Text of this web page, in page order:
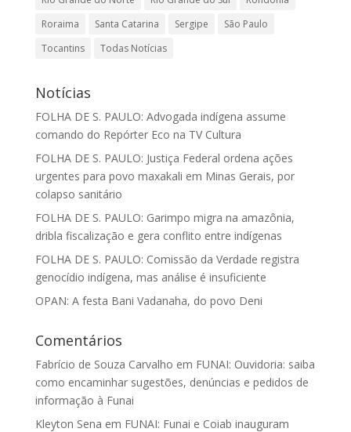
Roraima
Santa Catarina Sergipe
São Paulo
Tocantins
Todas Notícias
Notícias
FOLHA DE S. PAULO: Advogada indígena assume
comando do Repórter Eco na TV Cultura
FOLHA DE S. PAULO: Justiça Federal ordena ações
urgentes para povo maxakali em Minas Gerais, por
colapso sanitário
FOLHA DE S. PAULO: Garimpo migra na amazônia,
dribla fiscalização e gera conflito entre indígenas
FOLHA DE S. PAULO: Comissão da Verdade registra
genocídio indígena, mas análise é insuficiente
OPAN: A festa Bani Vadanaha, do povo Deni
Comentários
Fabrício de Souza Carvalho em FUNAI: Ouvidoria: saiba
como encaminhar sugestões, denúncias e pedidos de
informação à Funai
Kleyton Sena em FUNAI: Funai e Coiab inauguram